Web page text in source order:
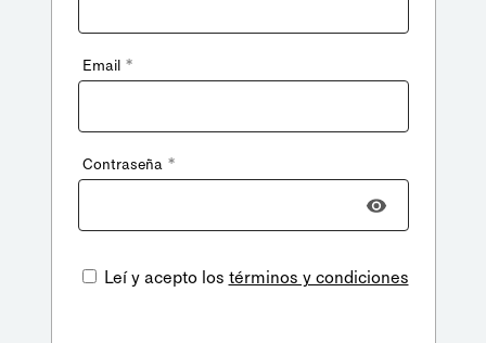
Email *
Contraseña *
Leí y acepto los términos y condiciones